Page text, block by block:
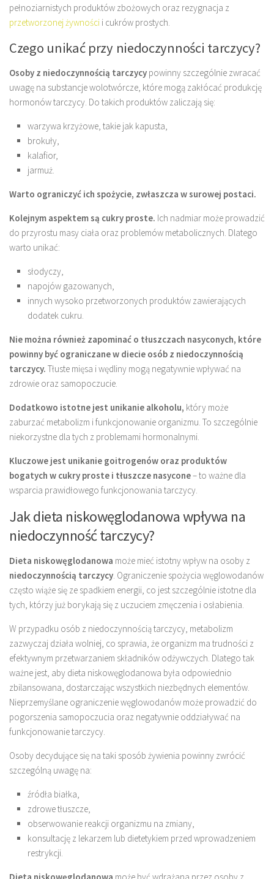
pełnoziarnistych produktów zbożowych oraz rezygnacja z
przetworzonej żywności i cukrów prostych.
Czego unikać przy niedoczynności tarczycy?
Osoby z niedoczynnością tarczycy powinny szczególnie zwracać
uwagę na substancje wolotwórcze, które mogą zakłócać produkcję
hormonów tarczycy. Do takich produktów zaliczają się:
warzywa krzyżowe, takie jak kapusta,
brokuły,
kalafior,
jarmuż.
Warto ograniczyć ich spożycie, zwłaszcza w surowej postaci.
Kolejnym aspektem są cukry proste. Ich nadmiar może prowadzić
do przyrostu masy ciała oraz problemów metabolicznych. Dlatego
warto unikać:
słodyczy,
napojów gazowanych,
innych wysoko przetworzonych produktów zawierających
dodatek cukru.
Nie można również zapominać o tłuszczach nasyconych, które
powinny być ograniczane w diecie osób z niedoczynnością
tarczycy. Tłuste mięsa i wędliny mogą negatywnie wpływać na
zdrowie oraz samopoczucie.
Dodatkowo istotne jest unikanie alkoholu, który może
zaburzać metabolizm i funkcjonowanie organizmu. To szczególnie
niekorzystne dla tych z problemami hormonalnymi.
Kluczowe jest unikanie goitrogenów oraz produktów
bogatych w cukry proste i tłuszcze nasycone– to ważne dla
wsparcia prawidłowego funkcjonowania tarczycy.
Jak dieta niskowęglodanowa wpływa na
niedoczynność tarczycy?
Dieta niskowęglodanowa może mieć istotny wpływ na osoby z
niedoczynnością tarczycy. Ograniczenie spożycia węglowodanów
często wiąże się ze spadkiem energii, co jest szczególnie istotne dla
tych, którzy już borykają się z uczuciem zmęczenia i osłabienia.
W przypadku osób z niedoczynnością tarczycy, metabolizm
zazwyczaj działa wolniej, co sprawia, że organizm ma trudności z
efektywnym przetwarzaniem składników odżywczych. Dlatego tak
ważne jest, aby dieta niskowęglodanowa była odpowiednio
zbilansowana, dostarczając wszystkich niezbędnych elementów.
Nieprzemyślane ograniczenie węglowodanów może prowadzić do
pogorszenia samopoczucia oraz negatywnie oddziaływać na
funkcjonowanie tarczycy.
Osoby decydujące się na taki sposób żywienia powinny zwrócić
szczególną uwagę na:
źródła białka,
zdrowe tłuszcze,
obserwowanie reakcji organizmu na zmiany,
konsultację z lekarzem lub dietetykiem przed wprowadzeniem
restrykcji.